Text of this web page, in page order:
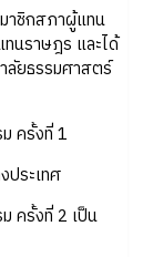
าชิกสภาผู้แทน
นราษฎร และได้
ลัยธรรมศาสตร์
ครั้งที่ 1
ประเทศ
ครั้งที่ 2 เป็น